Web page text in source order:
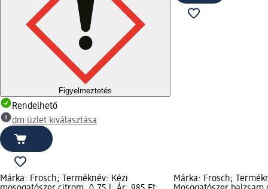
Figyelmeztetés
Rendelhető
dm üzlet kiválasztása
Márka: Frosch; Terméknév: Kézi
Márka: Frosch;